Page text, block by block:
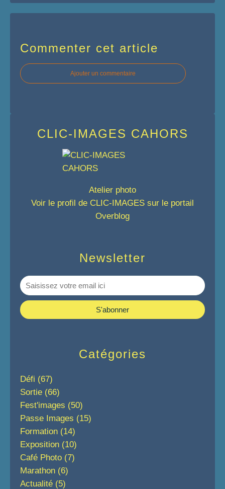
Commenter cet article
Ajouter un commentaire
Newsletter
Catégories
Défi (67)
Sortie (66)
Fest'images (50)
Passe Images (15)
Formation (14)
Exposition (10)
Café Photo (7)
Marathon (6)
Actualité (5)
CLIC-IMAGES CAHORS
Atelier photo
Voir le profil de CLIC-IMAGES sur le portail
Overblog